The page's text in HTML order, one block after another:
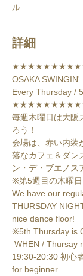
ル
詳細
OSAKA SWINGIN'
Every Thursday /
毎週木曜日は大阪
ろう！
会場は、赤い内装
落なカフェ＆ダン
ン・デ・ブエノス
※第5週目の木曜
We have our
THURSDAY
nice dance floor!
※5th Thursday is
19:30-20:30 初心
for beginner